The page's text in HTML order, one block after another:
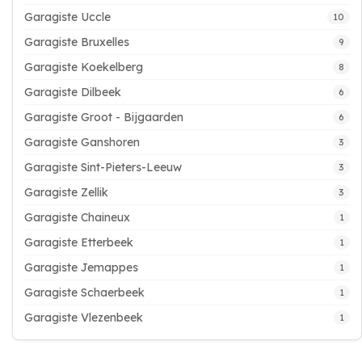
Garagiste Uccle 10
Garagiste Bruxelles 9
Garagiste Koekelberg 8
Garagiste Dilbeek 6
Garagiste Groot - Bijgaarden 6
Garagiste Ganshoren 3
Garagiste Sint-Pieters-Leeuw 3
Garagiste Zellik 3
Garagiste Chaineux 1
Garagiste Etterbeek 1
Garagiste Jemappes 1
Garagiste Schaerbeek 1
Garagiste Vlezenbeek 1